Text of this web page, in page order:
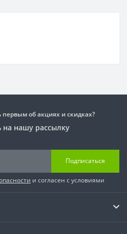
первым об акциях и скидках?
нашу рассылку
Подписаться
и согласен с условиями